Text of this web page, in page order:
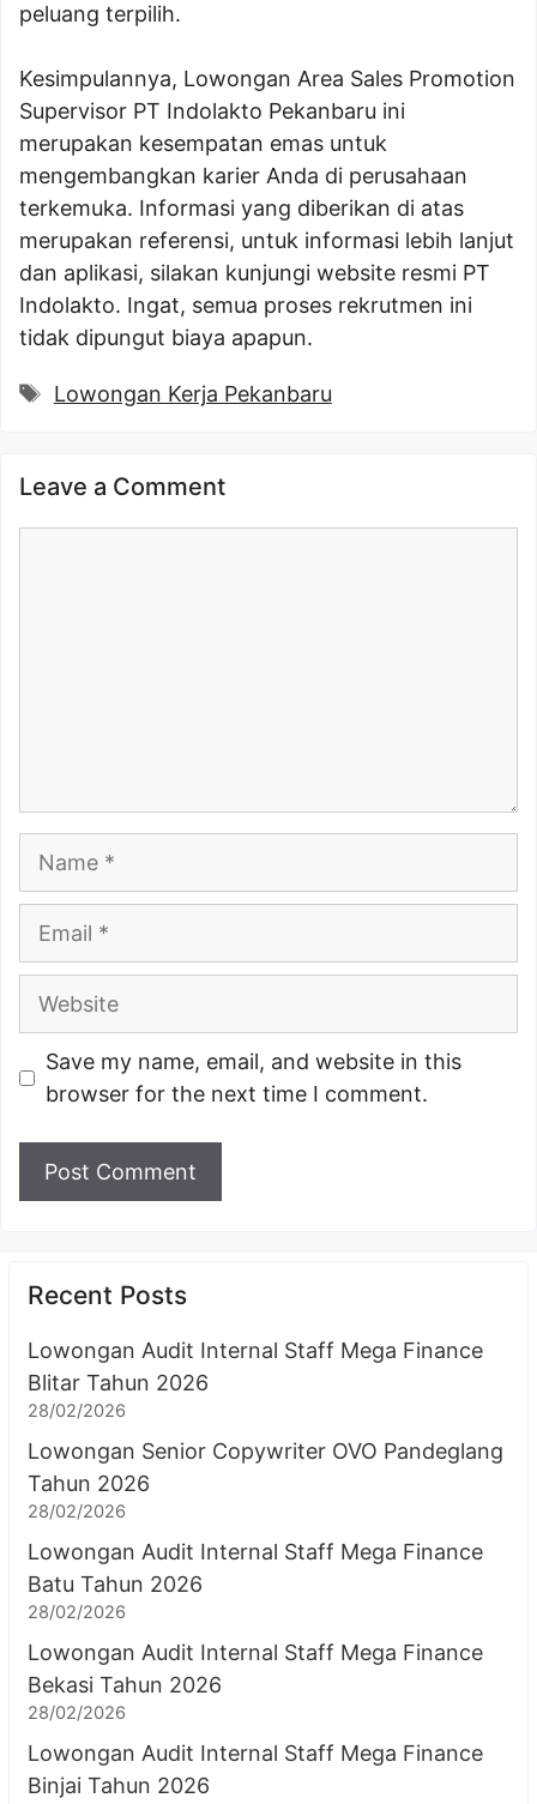
peluang terpilih.
Kesimpulannya, Lowongan Area Sales Promotion
Supervisor PT Indolakto Pekanbaru ini
merupakan kesempatan emas untuk
mengembangkan karier Anda di perusahaan
terkemuka. Informasi yang diberikan di atas
merupakan referensi, untuk informasi lebih lanjut
dan aplikasi, silakan kunjungi website resmi PT
Indolakto. Ingat, semua proses rekrutmen ini
tidak dipungut biaya apapun.
Tags
Lowongan Kerja Pekanbaru
Leave a Comment
Website
Save my name, email, and website in this
browser for the next time I comment.
Recent Posts
Lowongan Audit Internal Staff Mega Finance
Blitar Tahun 2026
28/02/2026
Lowongan Senior Copywriter OVO Pandeglang
Tahun 2026
28/02/2026
Lowongan Audit Internal Staff Mega Finance
Batu Tahun 2026
28/02/2026
Lowongan Audit Internal Staff Mega Finance
Bekasi Tahun 2026
28/02/2026
Lowongan Audit Internal Staff Mega Finance
Binjai Tahun 2026